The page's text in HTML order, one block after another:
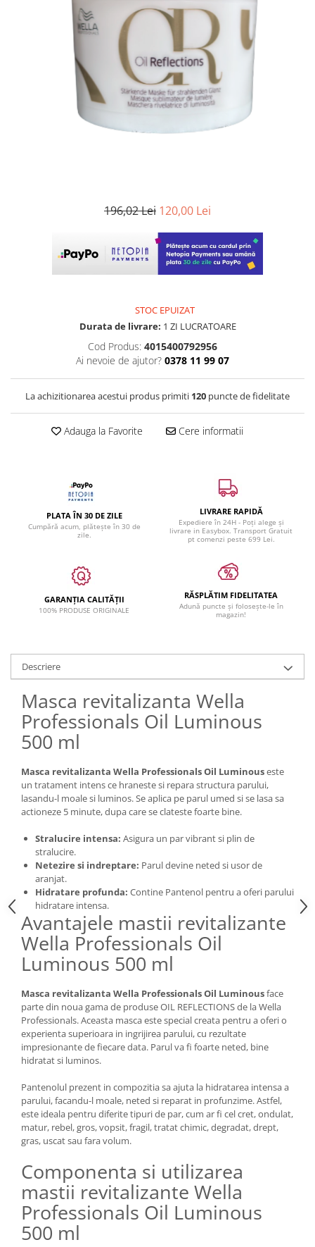
196,02 Lei 120,00 Lei
STOC EPUIZAT
Durata de livrare: 1 ZI LUCRATOARE
Cod Produs: 4015400792956
Ai nevoie de ajutor? 0378 11 99 07
La achizitionarea acestui produs primiti 120 puncte de fidelitate
Adauga la Favorite Cere informatii
PLATA ÎN 30 DE ZILE
Cumpără acum, plătește în 30 de
zile.
LIVRARE RAPIDĂ
Expediere în 24H - Poți alege și
livrare in Easybox. Transport Gratuit
pt comenzi peste 699 Lei.
GARANȚIA CALITĂȚII
100% PRODUSE ORIGINALE
RĂSPLĂTIM FIDELITATEA
Adună puncte și folosește-le în
magazin!
Descriere
Masca revitalizanta Wella
Professionals Oil Luminous
500 ml
Masca revitalizanta Wella Professionals Oil Luminouseste
un tratament intens ce hraneste si repara structura parului,
lasandu-l moale si luminos. Se aplica pe parul umed si se lasa sa
actioneze 5 minute, dupa care se clateste foarte bine.
Stralucire intensa: Asigura un par vibrant si plin de
stralucire.
Netezire si indreptare: Parul devine neted si usor de
aranjat.
Hidratare profunda: Contine Pantenol pentru a oferi parului
hidratare intensa.
Avantajele mastii revitalizante
Wella Professionals Oil
Luminous 500 ml
Masca revitalizanta Wella Professionals Oil Luminousface
parte din noua gama de produse OIL REFLECTIONS de la Wella
Professionals. Aceasta masca este special creata pentru a oferi o
experienta superioara in ingrijirea parului, cu rezultate
impresionante de fiecare data. Parul va fi foarte neted, bine
hidratat si luminos.
Pantenolul prezent in compozitia sa ajuta la hidratarea intensa a
parului, facandu-l moale, neted si reparat in profunzime. Astfel,
este ideala pentru diferite tipuri de par, cum ar fi cel cret, ondulat,
matur, rebel, gros, vopsit, fragil, tratat chimic, degradat, drept,
gras, uscat sau fara volum.
Componenta si utilizarea
mastii revitalizante Wella
Professionals Oil Luminous
500 ml